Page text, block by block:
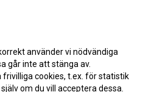
använder vi nödvändiga
går inte att stänga av.
frivilliga cookies, t.ex. för statistik
om du vill acceptera dessa.